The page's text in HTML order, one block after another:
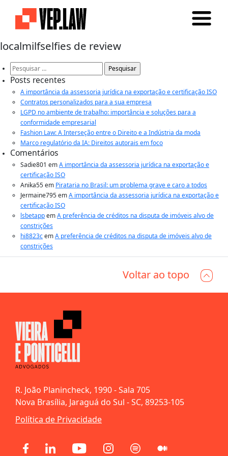
localmilfselfies de review
Pesquisar
por:
Posts recentes
A importância da assessoria jurídica na exportação e certificação ISO
Contratos personalizados para a sua empresa
LGPD no ambiente de trabalho: importância e soluções para a
conformidade empresarial
Fashion Law: A Interseção entre o Direito e a Indústria da moda
Marco regulatório da IA: Direitos autorais em foco
Comentários
Sadie801 emA importância da assessoria jurídica na exportação e
certificação ISO
Anika55em Pirataria no Brasil: um problema grave e caro a todos
Jermaine795emA importância da assessoria jurídica na exportação e
certificação ISO
lsbetappemA preferência de créditos na disputa de imóveis alvo de
constrições
hi8823cemA preferência de créditos na disputa de imóveis alvo de
constrições
Voltar ao topo
R. João Planincheck, 1990 - Sala 705
Nova Brasília, Jaraguá do Sul - SC, 89253-105
Política de Privacidade